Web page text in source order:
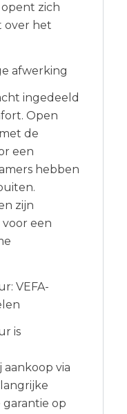
zich
over het
afwerking
ingedeeld
Open
de
een
hebben
zijn
een
VEFA-
is
via
op